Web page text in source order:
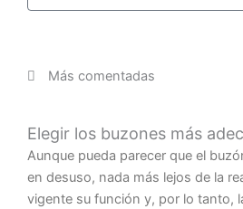
Más comentadas
Elegir los buzones más
Aunque pueda parecer que el
en desuso, nada más lejos de la
vigente su función y, por lo tanto,